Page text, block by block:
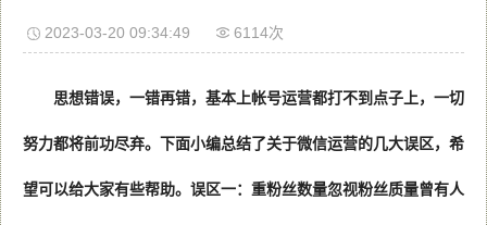
2023-03-20 09:34:49 6114次
思想错误，一错再错，基本上帐号运营都打不到点子上，一切
努力都将前功尽弃。下面小编总结了关于微信运营的几大误区，希
望可以给大家有些帮助。误区一：重粉丝数量忽视粉丝质量曾有人